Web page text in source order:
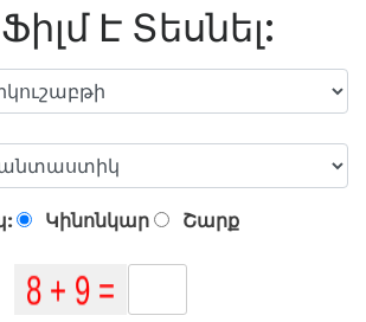
Է Տեսնել:
Կինոնկար Շարք